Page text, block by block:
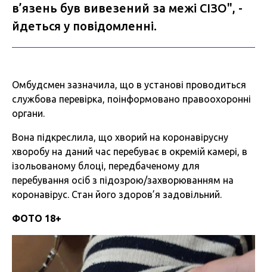
в’язень був вивезений за межі СІЗО", -
йдеться у повідомленні.
Омбудсмен зазначила, що в установі проводиться
службова перевірка, поінформовано правоохоронні
органи.
Вона підкреслила, що хворий на коронавірусну
хворобу на даний час перебуває в окремій камері, в
ізольованому блоці, передбаченому для
перебування осіб з підозрою/захворюванням на
коронавірус. Стан його здоров’я задовільний.
ФОТО 18+